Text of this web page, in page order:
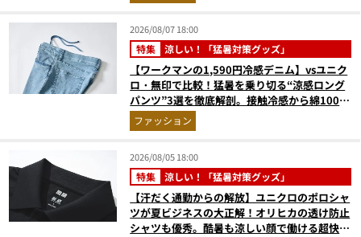
2026/08/07 18:00
特集 涼しい！「猛暑対策グッズ」
【ワークマンの1,590円冷感デニム】vsユニク
ロ・無印で比較！猛暑を乗り切る“涼感ロング
パンツ”3選を徹底解剖。接触冷感から綿100%
まで決定版
ファッション
2026/08/05 18:00
特集 涼しい！「猛暑対策グッズ」
【汗だく通勤からの解放】ユニクロのポロシャ
ツが夏ビジネスの大正解！オリヒカの透け防止
シャツも優秀。酷暑も涼しい顔で働ける超快適